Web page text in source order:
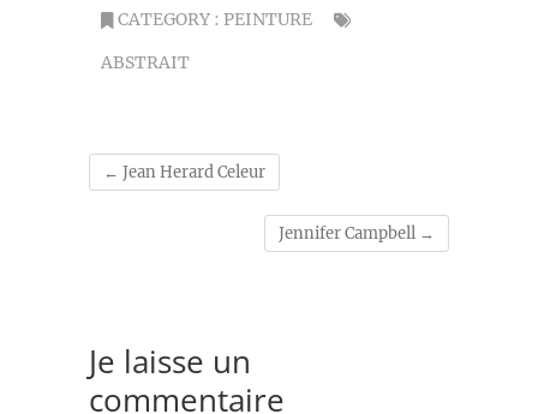
CATEGORY : PEINTURE
ABSTRAIT
← Jean Herard Celeur
Jennifer Campbell →
Je laisse un
commentaire